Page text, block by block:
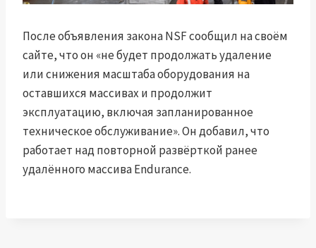
После объявления закона NSF сообщил на своём
сайте, что он «не будет продолжать удаление
или снижения масштаба оборудования на
оставшихся массивах и продолжит
эксплуатацию, включая запланированное
техническое обслуживание». Он добавил, что
работает над повторной развёрткой ранее
удалённого массива Endurance.